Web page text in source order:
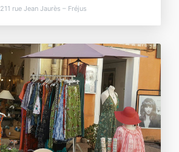
211 rue Jean Jaurès – Fréjus